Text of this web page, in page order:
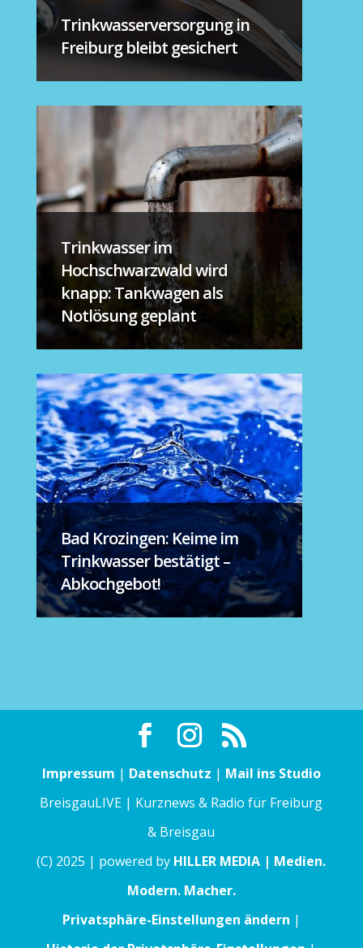
Trinkwasserversorgung in
Freiburg bleibt gesichert
Trinkwasser im
Hochschwarzwald wird
knapp: Tankwagen als
Notlösung geplant
Bad Krozingen: Keime im
Trinkwasser bestätigt –
Abkochgebot!
Impressum | Datenschutz | Mail ins Studio
BreisgauLIVE | Kurznews & Radio für Freiburg
& Breisgau
(C) 2025 | powered by HILLER MEDIA | Medien.
Modern. Macher.
Privatsphäre-Einstellungen ändern |